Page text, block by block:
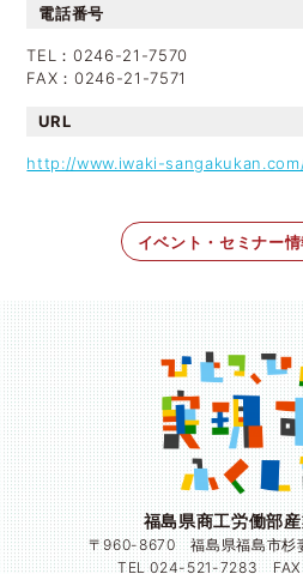
電話番号
TEL：0246-21-7570
FAX：0246-21-7571
URL
http://www.iwaki-
イベント・セミナー
福島県商工労働部
〒960-8670 福島県福島市杉
TEL 024-521-7283